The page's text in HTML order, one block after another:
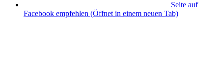
Seite auf
Facebook empfehlen (Öffnet in einem neuen Tab)